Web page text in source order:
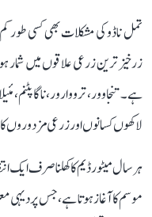
تمل ناڈو کی مشکلات بھی کسی طور
زرخیز ترین زرعی علاقوں میں شمار
ہے۔ تنجاوور، ترووارور، ناگاپٹنم،
لاکھوں کسانوں اور زرعی مزدوروں
ہر سال میٹور ڈیم کا کھلنا صرف ایک
موسم کا آغاز ہوتا ہے، جس پر دیہی